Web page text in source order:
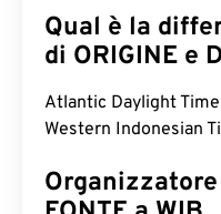
Qual è la
di ORIGINE e
Atlantic Daylight
Western Indonesian